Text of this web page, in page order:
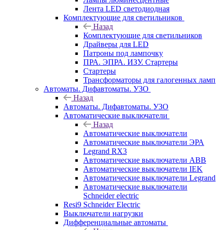
Лента LED светодиодная
Комплектующие для светильников
Назад
Комплектующие для светильников
Драйверы для LED
Патроны под лампочку
ПРА. ЭПРА. ИЗУ. Стартеры
Стартеры
Трансформаторы для галогенных ламп
Автоматы. Дифавтоматы. УЗО
Назад
Автоматы. Дифавтоматы. УЗО
Автоматические выключатели
Назад
Автоматические выключатели
Автоматические выключатели ЭРА
Legrand RX3
Автоматические выключатели ABB
Автоматические выключатели IEK
Автоматические выключатели Legrand
Автоматические выключатели
Schneider electric
Resi9 Schneider Electric
Выключатели нагрузки
Дифференциальные автоматы